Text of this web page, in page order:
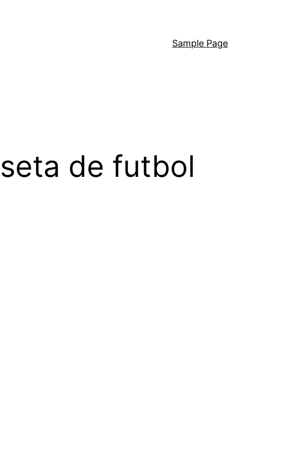
Sample Page
de futbol